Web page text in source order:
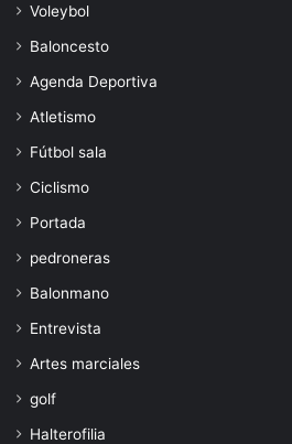
Voleybol
Baloncesto
Agenda Deportiva
Atletismo
Fútbol sala
Ciclismo
Portada
pedroneras
Balonmano
Entrevista
Artes marciales
golf
Halterofilia